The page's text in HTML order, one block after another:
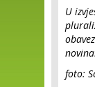
U
foto: